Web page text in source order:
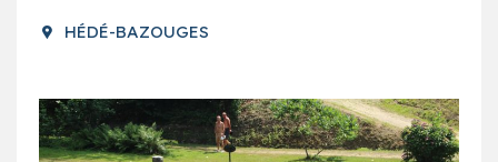
HÉDÉ-BAZOUGES